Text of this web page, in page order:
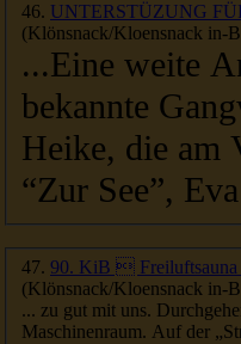
46. UNTERSTÜZUNG
(Klönsnack/Kloensnack in-
...Eine weite
bekannte
Heike, die am
“Zur See”,
47. 90. KiB  Freiluftsauna
(Klönsnack/Kloensnack in-
... zu gut mit uns.
Maschinenraum. Auf der